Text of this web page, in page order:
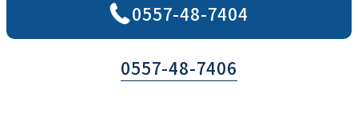
0557-48-7404
0557-48-7406